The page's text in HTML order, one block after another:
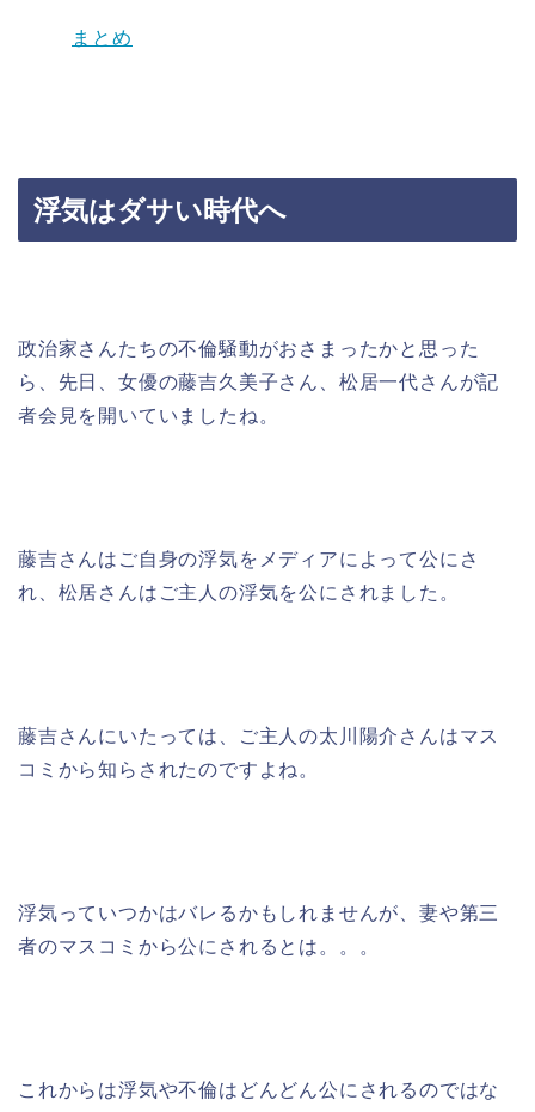
まとめ
浮気はダサい時代へ
政治家さんたちの不倫騒動がおさまったかと思った
ら、先日、女優の藤吉久美子さん、松居一代さんが記
者会見を開いていましたね。
藤吉さんはご自身の浮気をメディアによって公にさ
れ、松居さんはご主人の浮気を公にされました。
藤吉さんにいたっては、ご主人の太川陽介さんはマス
コミから知らされたのですよね。
浮気っていつかはバレるかもしれませんが、妻や第三
者のマスコミから公にされるとは。。。
これからは浮気や不倫はどんどん公にされるのではな